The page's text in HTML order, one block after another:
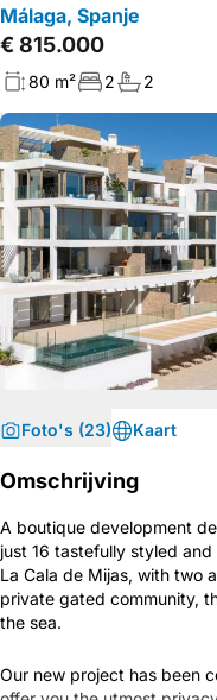
Málaga, Spanje
€ 815.000
80 m² 2 2
Foto's (23) Kaart
Omschrijving
A boutique development
just 16 tastefully styled
La Cala de Mijas, with two
private gated community,
the sea.
Our new project has been